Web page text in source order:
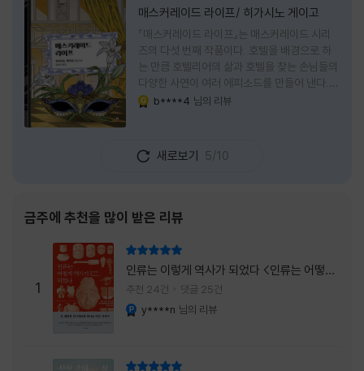
매스커레이드 라이프/ 히가시노 게이고
『매스커레이드 라이프』는 매스커레이드 시리
즈의 다섯 번째 작품이다. 호텔을 배경으로 하
는 만큼 호텔리어의 삶과 호텔을 찾는 손님들의
다양한 사연이 여러 에피소드를 만들어 낸다.
주인공은 호텔리어로서의 완벽함을 꿈꾸는 야
는 과정에서 나오미가 다치게 되자, 고스케는
모든 책임을 지고 형사직에서 물러난다. 하지만
을 받게 된다. 그렇게 끝난 4권 이후, 나는 5권
이 출간되기만을 기다렸다. 형사가 아닌 호텔리
어가 된 닛타 고스케의 모습이 무척 궁금했기
때문이다. 그동안 호텔에서 잠복 수사를 하며
어설픈 호텔리어의 가면을 쓰고 있었다면, 이제
는 가면
b****4 님의 리뷰
새로보기 5/10
금주에 추천을 많이 받은 리뷰
1
인류는 이렇게 역사가 되었다 <인류는 어떻게
역사가 되었나>
추천 24건 댓글 25건
y****n 님의 리뷰